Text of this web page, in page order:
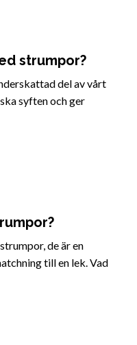
strumpor?
del av vårt
syften och ger
de är en
till en lek. Vad